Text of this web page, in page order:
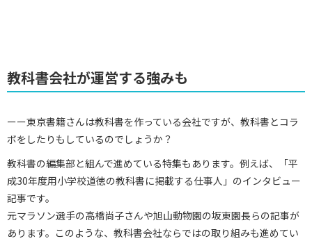
教科書会社が運営する強みも
ーー東京書籍さんは教科書を作っている会社ですが、教科書とコラ
ボをしたりもしているのでしょうか？
教科書の編集部と組んで進めている特集もあります。例えば、「平
成30年度用小学校道徳の教科書に掲載する仕事人」のインタビュー
記事です。
元マラソン選手の高橋尚子さんや旭山動物園の坂東園長らの記事が
あります。このような、教科書会社ならではの取り組みも進めてい